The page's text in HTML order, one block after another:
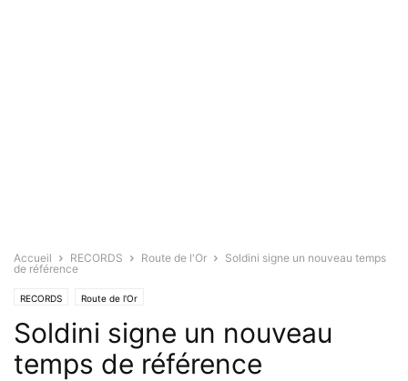
Accueil RECORDS Route de l'Or
Soldini signe un nouveau temps
de référence
RECORDS Route de l'Or
Soldini signe un nouveau
temps de référence